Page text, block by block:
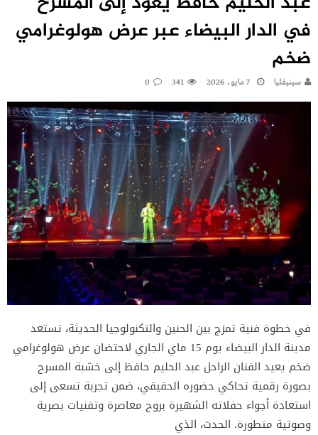
في الدار البيضاء عبر عرض هولوغرامي
ضخم
سينيفليا 7 مايو، 2026 341
0
في خطوة فنية تمزج بين الحنين والتكنولوجيا الحديثة، تستعد
مدينة الدار البيضاء يوم 15 ماي الجاري لاحتضان عرض هولوغرامي
ضخم يعيد الفنان الراحل عبد الحليم حافظ إلى خشبة المسرح
بصورة رقمية تحاكي حضوره الحقيقي، ضمن تجربة تسعى إلى
استعادة أجواء حفلاته الشهيرة بروح معاصرة وتقنيات بصرية
وصوتية متطورة. الحدث، الذي